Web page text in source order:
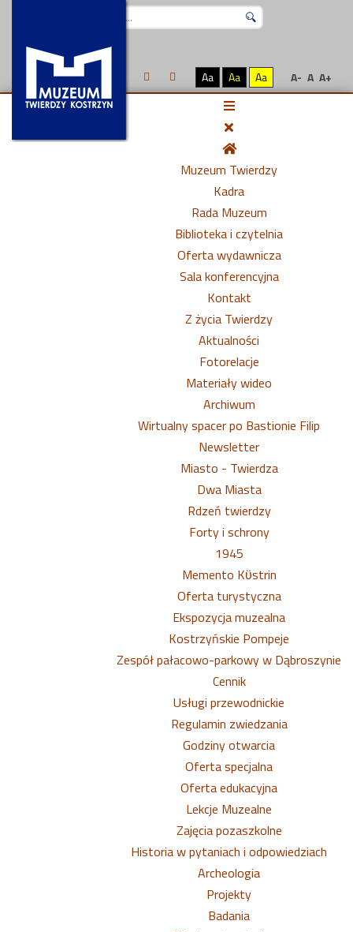
Aa Aa Aa A- A A+
Muzeum Twierdzy
Kadra
Rada Muzeum
Biblioteka i czytelnia
Oferta wydawnicza
Sala konferencyjna
Kontakt
Z życia Twierdzy
Aktualności
Fotorelacje
Materiały wideo
Archiwum
Wirtualny spacer po Bastionie Filip
Newsletter
Miasto - Twierdza
Dwa Miasta
Rdzeń twierdzy
Forty i schrony
1945
Memento Kϋstrin
Oferta turystyczna
Ekspozycja muzealna
Kostrzyńskie Pompeje
Zespół pałacowo-parkowy w Dąbroszynie
Cennik
Usługi przewodnickie
Regulamin zwiedzania
Godziny otwarcia
Oferta specjalna
Oferta edukacyjna
Lekcje Muzealne
Zajęcia pozaszkolne
Historia w pytaniach i odpowiedziach
Archeologia
Projekty
Badania